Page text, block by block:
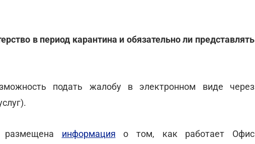
в период карантина и обязательно ли представлять
подать жалобу в электронном виде через
размещена информация о том, как работает Офис